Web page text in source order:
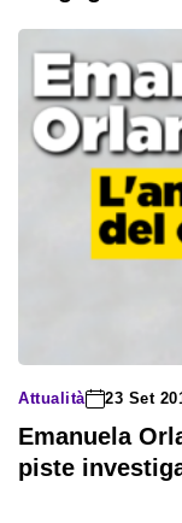
Attualità 23 Set
Emanuela
piste